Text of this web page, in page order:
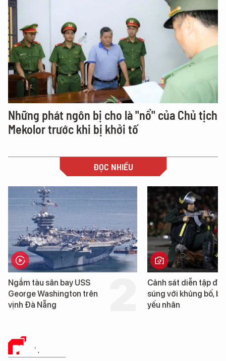
Những phát ngôn bị cho là "nổ" của Chủ tịch
Mekolor trước khi bị khởi tố
ĐỌC NHIỀU
Ngắm tàu sân bay USS
George Washington trên
vịnh Đà Nẵng
Cảnh sát diễn tập
súng với khủng bố,
yếu nhân
PHÂN TÍCH